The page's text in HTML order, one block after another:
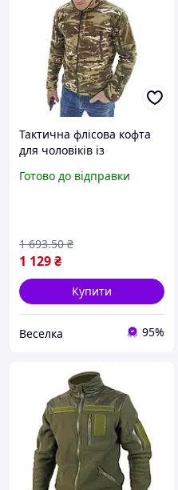
Тактична флісова кофта
для чоловіків із
активного відпочинку та
Готово до відправки
1 129₴
1 693.50 ₴
Купити
Веселка 95%